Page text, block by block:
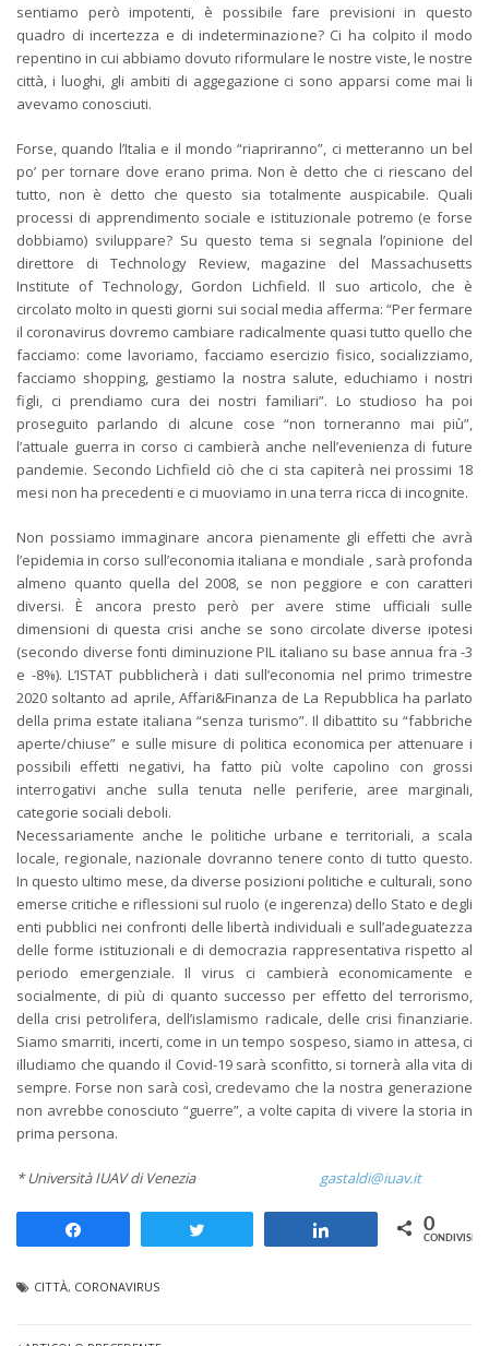
sentiamo però impotenti, è possibile fare previsioni in questo
quadro di incertezza e di indeterminazione? Ci ha colpito il modo
repentino in cui abbiamo dovuto riformulare le nostre viste, le nostre
città, i luoghi, gli ambiti di aggegazione ci sono apparsi come mai li
avevamo conosciuti.
Forse, quando l’Italia e il mondo “riapriranno”, ci metteranno un bel
po’ per tornare dove erano prima. Non è detto che ci riescano del
tutto, non è detto che questo sia totalmente auspicabile. Quali
processi di apprendimento sociale e istituzionale potremo (e forse
dobbiamo) sviluppare? Su questo tema si segnala l’opinione del
direttore di Technology Review, magazine del Massachusetts
Institute of Technology, Gordon Lichfield. Il suo articolo, che è
circolato molto in questi giorni sui social media afferma: “Per fermare
il coronavirus dovremo cambiare radicalmente quasi tutto quello che
facciamo: come lavoriamo, facciamo esercizio fisico, socializziamo,
facciamo shopping, gestiamo la nostra salute, educhiamo i nostri
figli, ci prendiamo cura dei nostri familiari”. Lo studioso ha poi
proseguito parlando di alcune cose “non torneranno mai più”,
l’attuale guerra in corso ci cambierà anche nell’evenienza di future
pandemie. Secondo Lichfield ciò che ci sta capiterà nei prossimi 18
mesi non ha precedenti e ci muoviamo in una terra ricca di incognite.
Non possiamo immaginare ancora pienamente gli effetti che avrà
l’epidemia in corso sull’economia italiana e mondiale , sarà profonda
almeno quanto quella del 2008, se non peggiore e con caratteri
diversi. È ancora presto però per avere stime ufficiali sulle
dimensioni di questa crisi anche se sono circolate diverse ipotesi
(secondo diverse fonti diminuzione PIL italiano su base annua fra -3
e -8%). L’ISTAT pubblicherà i dati sull’economia nel primo trimestre
2020 soltanto ad aprile, Affari&Finanza de La Repubblica ha parlato
della prima estate italiana “senza turismo”. Il dibattito su “fabbriche
aperte/chiuse” e sulle misure di politica economica per attenuare i
possibili effetti negativi, ha fatto più volte capolino con grossi
interrogativi anche sulla tenuta nelle periferie, aree marginali,
categorie sociali deboli.
Necessariamente anche le politiche urbane e territoriali, a scala
locale, regionale, nazionale dovranno tenere conto di tutto questo.
In questo ultimo mese, da diverse posizioni politiche e culturali, sono
emerse critiche e riflessioni sul ruolo (e ingerenza) dello Stato e degli
enti pubblici nei confronti delle libertà individuali e sull’adeguatezza
delle forme istituzionali e di democrazia rappresentativa rispetto al
periodo emergenziale. Il virus ci cambierà economicamente e
socialmente, di più di quanto successo per effetto del terrorismo,
della crisi petrolifera, dell’islamismo radicale, delle crisi finanziarie.
Siamo smarriti, incerti, come in un tempo sospeso, siamo in attesa, ci
illudiamo che quando il Covid-19 sarà sconfitto, si tornerà alla vita di
sempre. Forse non sarà così, credevamo che la nostra generazione
non avrebbe conosciuto “guerre”, a volte capita di vivere la storia in
prima persona.
* Università IUAV di Venezia gastaldi@iuav.it
0
CITTÀ, CORONAVIRUS